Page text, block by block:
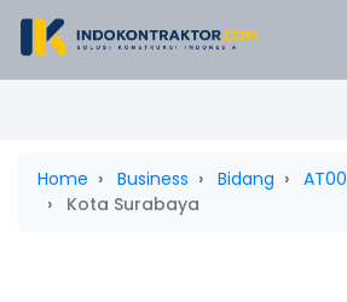
Home Business Bidang
Kota Surabaya